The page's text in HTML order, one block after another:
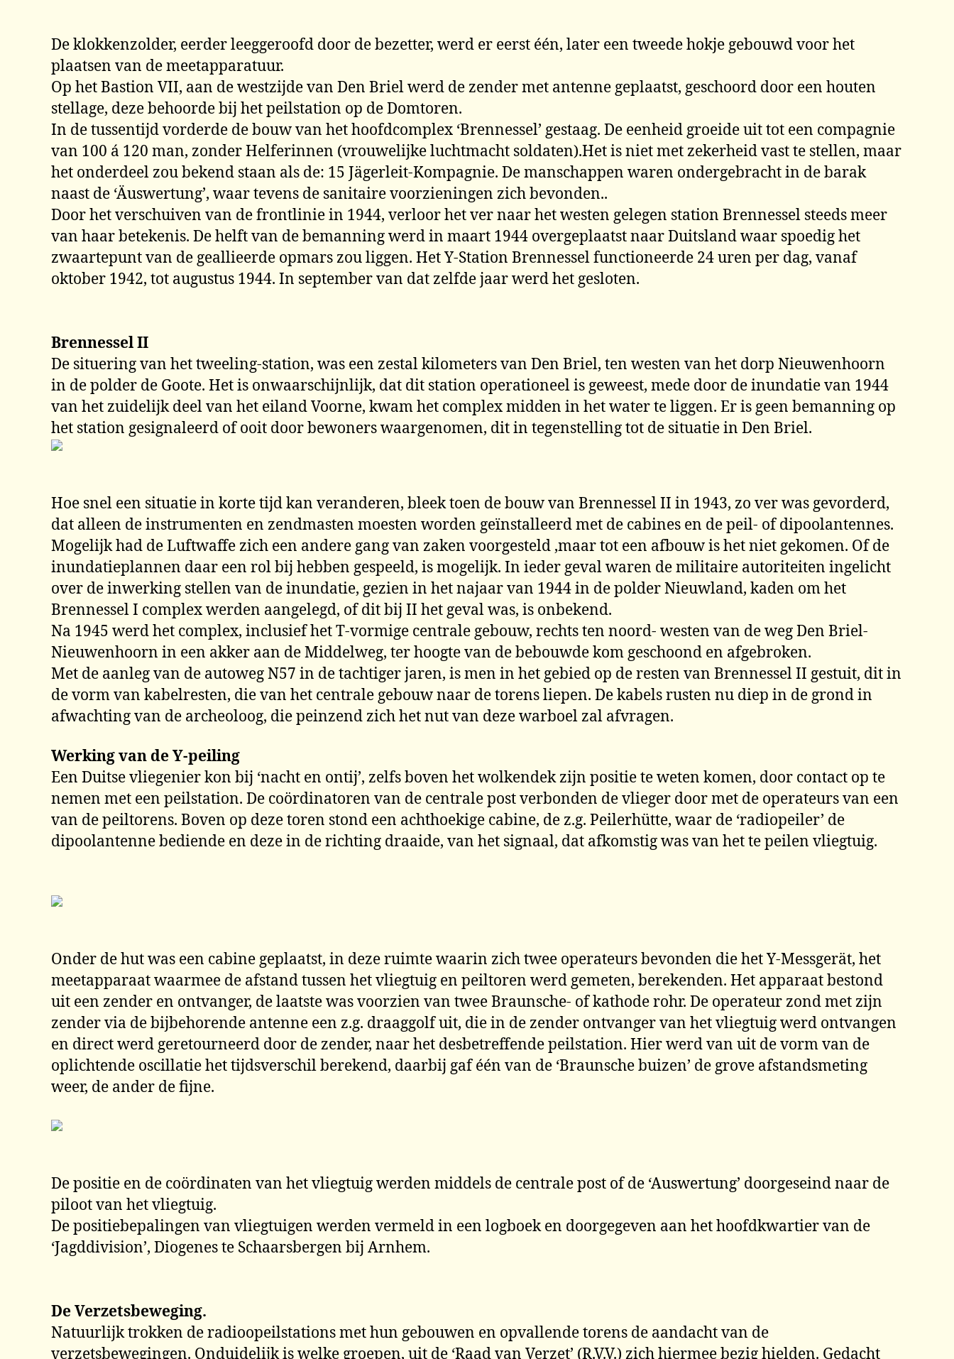
De klokkenzolder, eerder leeggeroofd door de bezetter, werd er eerst één, later een tweede hokje gebouwd voor het
plaatsen van de meetapparatuur.
Op het Bastion VII, aan de westzijde van Den Briel werd de zender met antenne geplaatst, geschoord door een houten
stellage, deze behoorde bij het peilstation op de Domtoren.
In de tussentijd vorderde de bouw van het hoofdcomplex ‘Brennessel’ gestaag. De eenheid groeide uit tot een compagnie
van 100 á 120 man, zonder Helferinnen (vrouwelijke luchtmacht soldaten).Het is niet met zekerheid vast te stellen, maar
het onderdeel zou bekend staan als de: 15 Jägerleit-Kompagnie. De manschappen waren ondergebracht in de barak
naast de ‘Äuswertung’, waar tevens de sanitaire voorzieningen zich bevonden..
Door het verschuiven van de frontlinie in 1944, verloor het ver naar het westen gelegen station Brennessel steeds meer
van haar betekenis. De helft van de bemanning werd in maart 1944 overgeplaatst naar Duitsland waar spoedig het
zwaartepunt van de geallieerde opmars zou liggen. Het Y-Station Brennessel functioneerde 24 uren per dag, vanaf
oktober 1942, tot augustus 1944. In september van dat zelfde jaar werd het gesloten.
Brennessel II
De situering van het tweeling-station, was een zestal kilometers van Den Briel, ten westen van het dorp Nieuwenhoorn
in de polder de Goote. Het is onwaarschijnlijk, dat dit station operationeel is geweest, mede door de inundatie van 1944
van het zuidelijk deel van het eiland Voorne, kwam het complex midden in het water te liggen. Er is geen bemanning op
het station gesignaleerd of ooit door bewoners waargenomen, dit in tegenstelling tot de situatie in Den Briel.
Hoe snel een situatie in korte tijd kan veranderen, bleek toen de bouw van Brennessel II in 1943, zo ver was gevorderd,
dat alleen de instrumenten en zendmasten moesten worden geïnstalleerd met de cabines en de peil- of dipoolantennes.
Mogelijk had de Luftwaffe zich een andere gang van zaken voorgesteld ,maar tot een afbouw is het niet gekomen. Of de
inundatieplannen daar een rol bij hebben gespeeld, is mogelijk. In ieder geval waren de militaire autoriteiten ingelicht
over de inwerking stellen van de inundatie, gezien in het najaar van 1944 in de polder Nieuwland, kaden om het
Brennessel I complex werden aangelegd, of dit bij II het geval was, is onbekend.
Na 1945 werd het complex, inclusief het T-vormige centrale gebouw, rechts ten noord- westen van de weg Den Briel-
Nieuwenhoorn in een akker aan de Middelweg, ter hoogte van de bebouwde kom geschoond en afgebroken.
Met de aanleg van de autoweg N57 in de tachtiger jaren, is men in het gebied op de resten van Brennessel II gestuit, dit in
de vorm van kabelresten, die van het centrale gebouw naar de torens liepen. De kabels rusten nu diep in de grond in
afwachting van de archeoloog, die peinzend zich het nut van deze warboel zal afvragen.
Werking van de Y-peiling
Een Duitse vliegenier kon bij ‘nacht en ontij’, zelfs boven het wolkendek zijn positie te weten komen, door contact op te
nemen met een peilstation. De coördinatoren van de centrale post verbonden de vlieger door met de operateurs van een
van de peiltorens. Boven op deze toren stond een achthoekige cabine, de z.g. Peilerhütte, waar de ‘radiopeiler’ de
dipoolantenne bediende en deze in de richting draaide, van het signaal, dat afkomstig was van het te peilen vliegtuig.
Onder de hut was een cabine geplaatst, in deze ruimte waarin zich twee operateurs bevonden die het Y-Messgerät, het
meetapparaat waarmee de afstand tussen het vliegtuig en peiltoren werd gemeten, berekenden. Het apparaat bestond
uit een zender en ontvanger, de laatste was voorzien van twee Braunsche- of kathode rohr. De operateur zond met zijn
zender via de bijbehorende antenne een z.g. draaggolf uit, die in de zender ontvanger van het vliegtuig werd ontvangen
en direct werd geretourneerd door de zender, naar het desbetreffende peilstation. Hier werd van uit de vorm van de
oplichtende oscillatie het tijdsverschil berekend, daarbij gaf één van de ‘Braunsche buizen’ de grove afstandsmeting
weer, de ander de fijne.
De positie en de coördinaten van het vliegtuig werden middels de centrale post of de ‘Auswertung’ doorgeseind naar de
piloot van het vliegtuig.
De positiebepalingen van vliegtuigen werden vermeld in een logboek en doorgegeven aan het hoofdkwartier van de
‘Jagddivision’, Diogenes te Schaarsbergen bij Arnhem.
De Verzetsbeweging.
Natuurlijk trokken de radioopeilstations met hun gebouwen en opvallende torens de aandacht van de
verzetsbewegingen. Onduidelijk is welke groepen, uit de ‘Raad van Verzet’ (R.V.V.) zich hiermee bezig hielden. Gedacht